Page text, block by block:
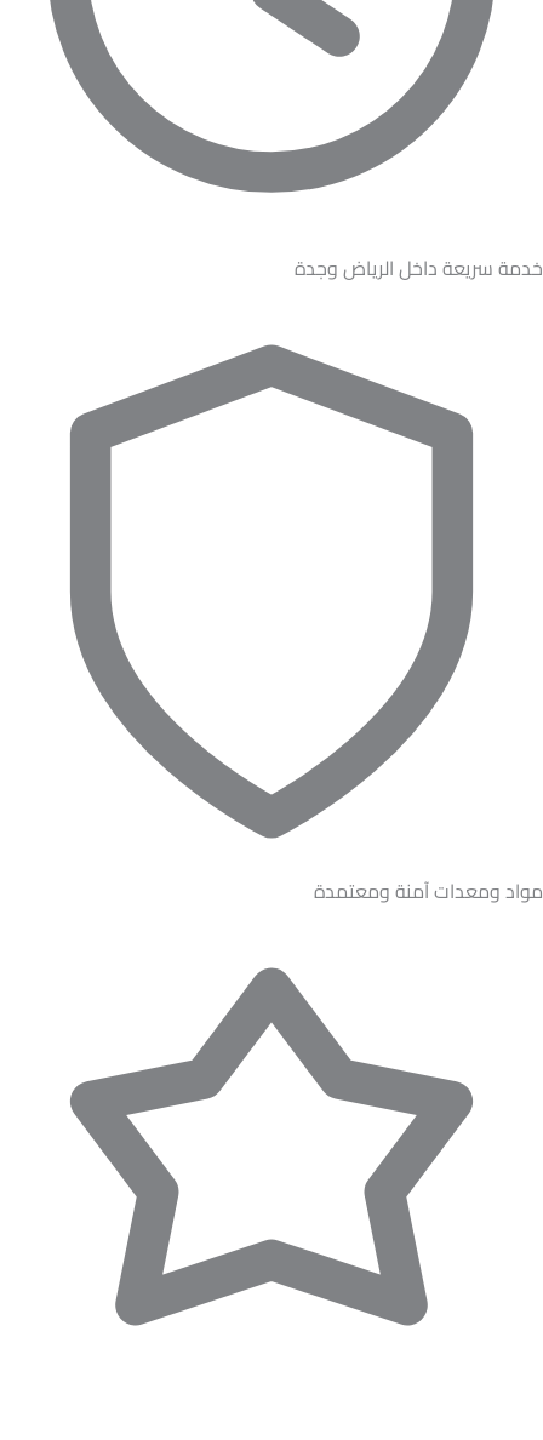
خدمة سريعة داخل الرياض وجدة
مواد ومعدات آمنة ومعتمدة